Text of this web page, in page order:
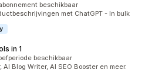
beschikbaar
met ChatGPT - In bulk
in 1
beschikbaar
AI Blog Writer, AI SEO Booster en meer.